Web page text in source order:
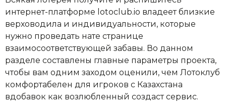
интернет-платформе lotoclub.io владеет близкие
верховодила и индивидуальности, которые
нужно проведать нате странице
взаимосоответствующей забавы. Во данном
разделе составлены главные параметры проекта,
чтобы вам одним заходом оценили, чем Лотоклуб
комфортабелен для игроков с Казахстана
вдобавок как возлюбленный создаст сервис.